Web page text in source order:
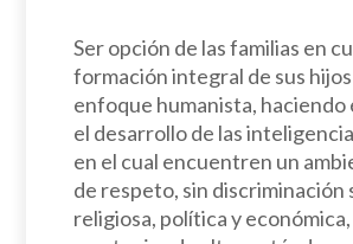
Ser opción de las familias en
formación integral de sus
enfoque humanista, haciendo
el desarrollo de las
en el cual encuentren un
de respeto, sin discriminación
religiosa, política y económica,